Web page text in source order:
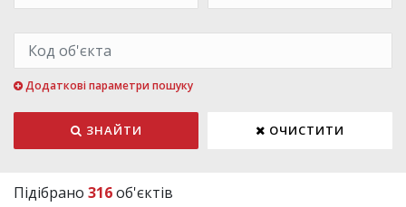
Додаткові параметри пошуку
ЗНАЙТИ ОЧИСТИТИ
Підібрано 316об'єктів